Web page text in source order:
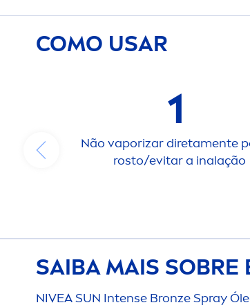
COMO USAR
1
Não vaporizar diretamente
rosto/evitar a inalação
SAIBA MAIS SOBRE
NIVEASUN Intense BronzeSpray